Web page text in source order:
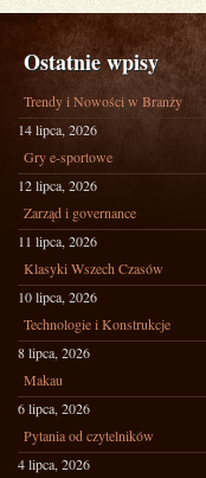
Ostatnie wpisy
Trendy i Nowości w Branży
14 lipca, 2026
Gry e-sportowe
12 lipca, 2026
Zarząd i governance
11 lipca, 2026
Klasyki Wszech Czasów
10 lipca, 2026
Technologie i Konstrukcje
8 lipca, 2026
Makau
6 lipca, 2026
Pytania od czytelników
4 lipca, 2026